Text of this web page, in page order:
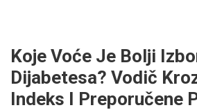
Koje Voće Je Bolji
Dijabetesa? Vodič
Indeks I Preporučene